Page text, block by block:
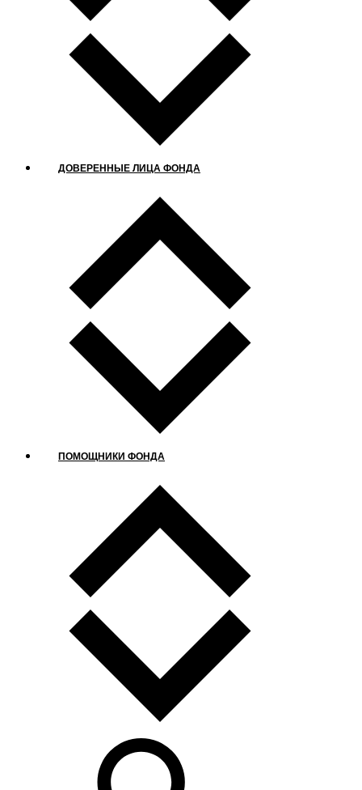
ДОВЕРЕННЫЕ ЛИЦА ФОНДА
ПОМОЩНИКИ ФОНДА